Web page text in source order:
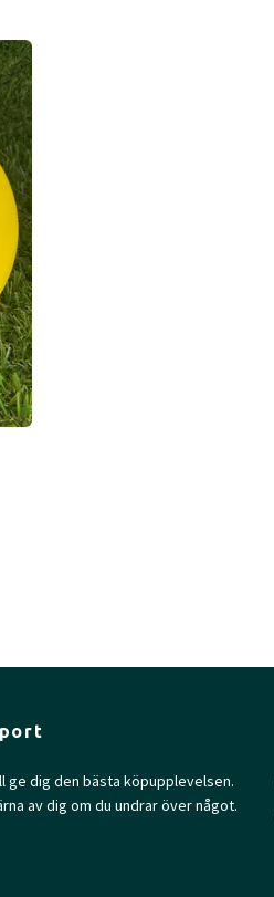
ge dig den bästa köpupplevelsen.
av dig om du undrar över något.